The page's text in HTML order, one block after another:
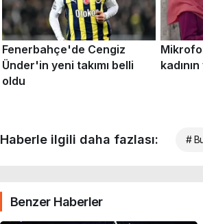
Haberle ilgili daha fazlası: #
Benzer Haberler